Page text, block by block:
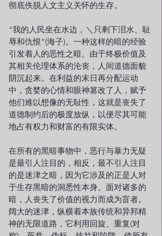
彻底佚脱人文主义关怀的生存。
“我的人民坐在水边，＼只剩下泪水、耻
辱和仇恨”(海子)。一种这样的暗的经验
引发着人的恶性之暗。由于终极价值及
其相关伦理体系的沦丧，人间道德面貌
阴沉起来。在利益的末日再分配运动
中，贪婪的心情和眼神篡改了人，赋予
他们难以想像的无耻性，这就是丧失了
道德制约后的极度放纵，以便尽其可能
地占有权力和财富的有限实体。
在所有的黑暗事物中，恶行与暴力无疑
是最引人注目的，相反，最不引人注目
的是迷津之暗，因为它涉及的正是人对
于生存黑暗的洞悉性本身。面对诸多的
暗，人丧失了价值的视力而成为盲者。
阔大的迷津，纵横着本族传统和异邦精
神的无限道路，它利用回旋、重复(对